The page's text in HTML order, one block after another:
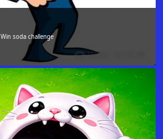
Win soda challenge